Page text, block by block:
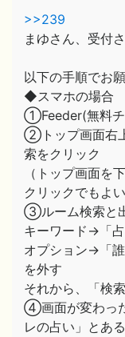
>>239
まゆさん、受付
以下の手順でお
◆スマホの場合
①Feeder(無料チ
②トップ画面右
索をクリック
（トップ画面を
クリックでもよい
③ルーム検索と
キーワード→「
オプション→「
を外す
それから、「検
④画面が変わっ
レの占い」とあ